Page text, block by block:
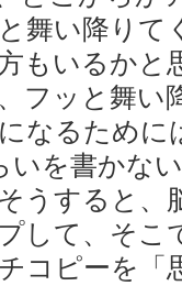
舞い降りて
もいるかと
フッと舞い
なるために
いを書かな
うすると、
して、そこ
コピーを「